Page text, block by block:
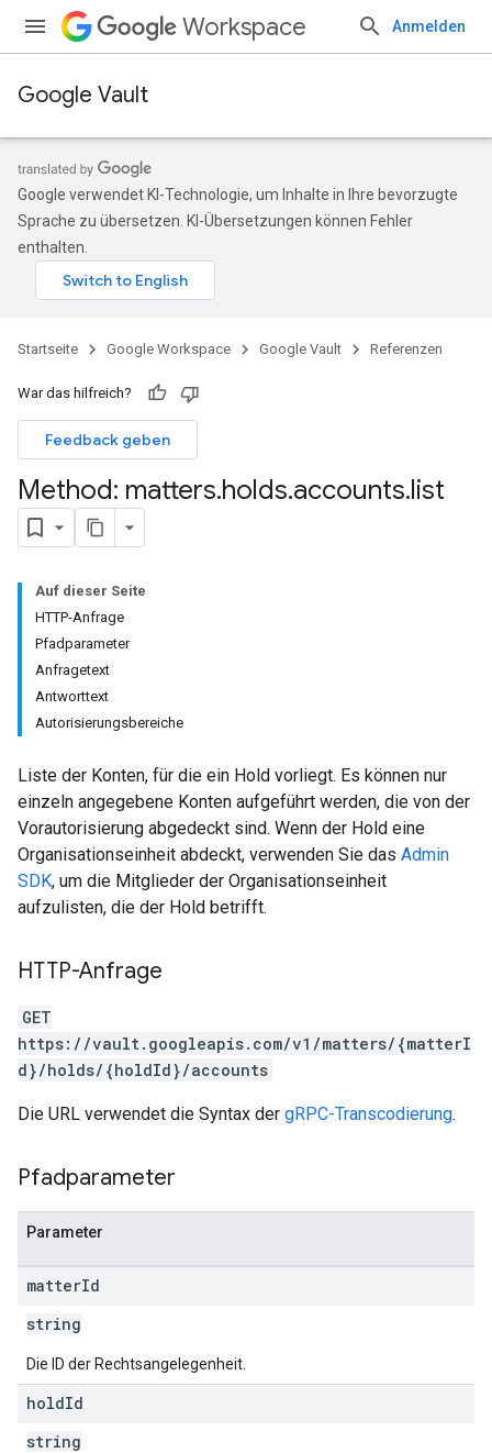
Workspace Anmelden
Google Vault
Google verwendet KI-Technologie, um Inhalte in Ihre bevorzugte
Sprache zu übersetzen. KI-Übersetzungen können Fehler
enthalten.
Startseite Google Workspace Google Vault Referenzen
War das hilfreich?
Feedback geben
Method: matters.holds.accounts.list
Auf dieser Seite
HTTP-Anfrage
Pfadparameter
Anfragetext
Antworttext
Autorisierungsbereiche
Liste der Konten, für die ein Hold vorliegt. Es können nur
einzeln angegebene Konten aufgeführt werden, die von der
Vorautorisierung abgedeckt sind. Wenn der Hold eine
Organisationseinheit abdeckt, verwenden Sie das Admin
SDK, um die Mitglieder der Organisationseinheit
aufzulisten, die der Hold betrifft.
HTTP-Anfrage
GET
https://vault.googleapis.com/v1/matters/{matterI
d}/holds/{holdId}/accounts
Die URL verwendet die Syntax der gRPC-Transcodierung.
Pfadparameter
Parameter
matterId
string
Die ID der Rechtsangelegenheit.
holdId
string